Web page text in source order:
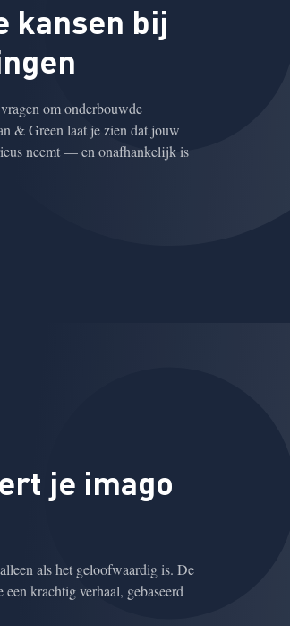
kansen bij
om onderbouwde
& Green laat je zien dat jouw
neemt — en onafhankelijk is
je imago
als het geloofwaardig is. De
krachtig verhaal, gebaseerd